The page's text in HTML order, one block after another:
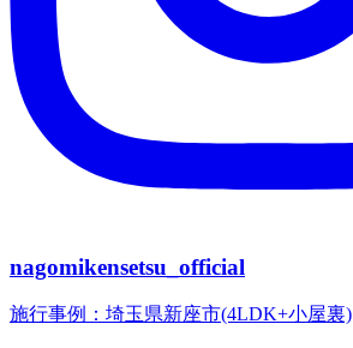
nagomikensetsu_official
施行事例：埼玉県新座市(4LDK+小屋裏)